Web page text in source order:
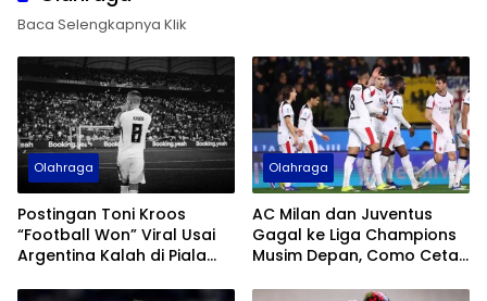
Baca Selengkapnya Klik
Olahraga
Postingan Toni Kroos
“Football Won” Viral Usai
Argentina Kalah di Piala
Olahraga
AC Milan dan Juventus
Gagal ke Liga Champions
Musim Depan, Como Cetak